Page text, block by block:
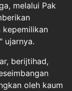
melalui Pak
kepemilikan
ujarnya.
berijtihad,
oleh kaum